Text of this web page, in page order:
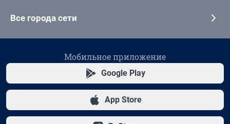
Все города сети
Мобильное приложение
Google Play
App Store